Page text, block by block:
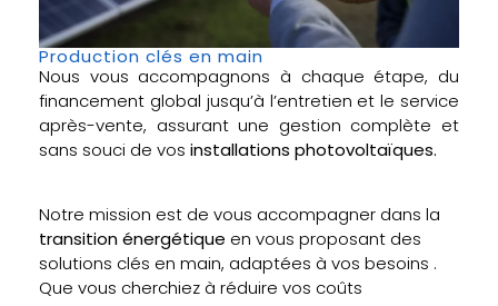
Production clés en main
Nous vous accompagnons à chaque étape, du
financement global jusqu’à l’entretien et le service
après-vente, assurant une gestion complète et
sans souci de vos installations photovoltaïques.
Notre mission est de vous accompagner dans la
transition énergétique en vous proposant des
solutions clés en main, adaptées à vos besoins .
Que vous cherchiez à réduire vos coûts